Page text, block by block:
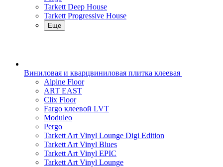
Tarkett Deep House
Tarkett Progressive House
Еще
Виниловая и кварцвиниловая плитка клеевая
Alpine Floor
ART EAST
Clix Floor
Fargo клеевой LVT
Moduleo
Pergo
Tarkett Art Vinyl Lounge Digi Edition
Tarkett Art Vinyl Blues
Tarkett Art Vinyl EPIC
Tarkett Art Vinyl Lounge